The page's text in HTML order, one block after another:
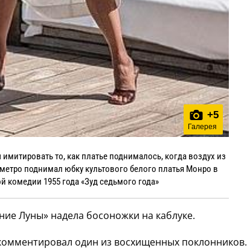
+5
Галерея
то, как платье поднималось, когда воздух из
поднимал юбку культового белого платья Монро в
комедии 1955 года «Зуд седьмого года»
Луны» надела босоножки на каблуке.
один из восхищенных поклонников.